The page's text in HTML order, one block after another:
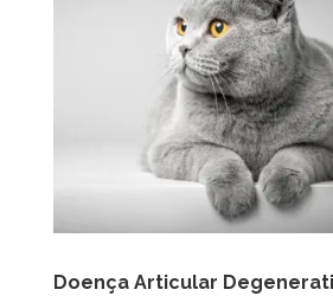
Doença Articular